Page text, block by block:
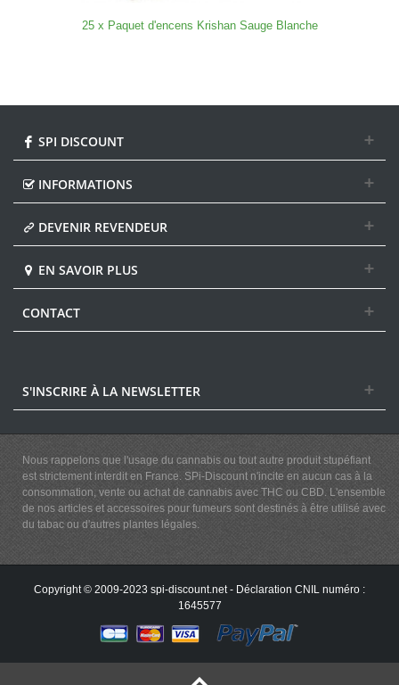
25 x Paquet d'encens Krishan Sauge Blanche
SPI DISCOUNT
INFORMATIONS
DEVENIR REVENDEUR
EN SAVOIR PLUS
CONTACT
S'INSCRIRE À LA NEWSLETTER
Nous rappelons que l'usage du cannabis ou tout autre produit stupéfiant
est strictement interdit en France. SPi-Discount n'incite en aucun cas à la
consommation, vente ou achat de cannabis avec THC ou CBD. L'ensemble
de nos articles et accessoires pour fumeurs sont destinés à être utilisé avec
du tabac ou d'autres plantes légales.
Copyright © 2009-2023 spi-discount.net - Déclaration CNIL numéro :
1645577